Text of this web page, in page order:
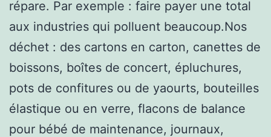
répare. Par exemple : faire payer une total
aux industries qui polluent beaucoup.Nos
déchet : des cartons en carton, canettes de
boissons, boîtes de concert, épluchures,
pots de confitures ou de yaourts, bouteilles
élastique ou en verre, flacons de balance
pour bébé de maintenance, journaux,